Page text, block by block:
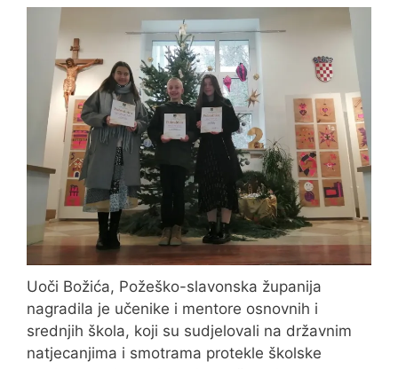
Uoči Božića, Požeško-slavonska županija
nagradila je učenike i mentore osnovnih i
srednjih škola, koji su sudjelovali na državnim
natjecanjima i smotrama protekle školske